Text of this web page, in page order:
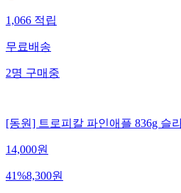
1,066적립
무료배송
2명구매중
[동원] 트로피칼 파인애플 836g 슬
14,000원
41%8,300원